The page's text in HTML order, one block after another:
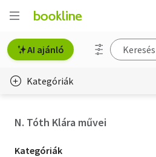
AI ajánló
Kategóriák
N. Tóth Klára művei
Kategória
Kategóriák